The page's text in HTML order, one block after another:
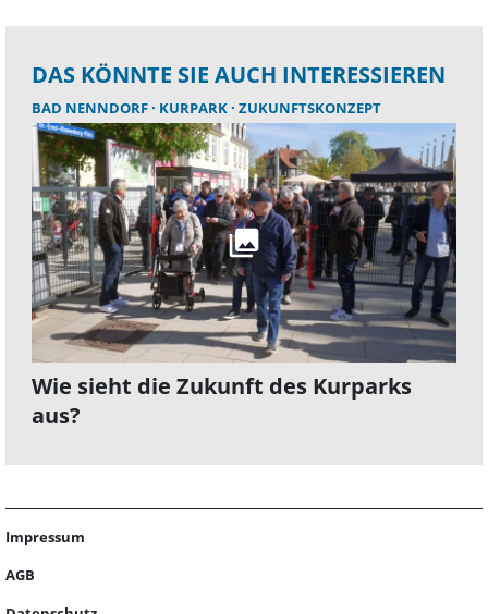
DAS KÖNNTE SIE AUCH INTERESSIEREN
BAD NENNDORF KURPARK ZUKUNFTSKONZEPT
Wie sieht die Zukunft des Kurparks
aus?
Impressum
AGB